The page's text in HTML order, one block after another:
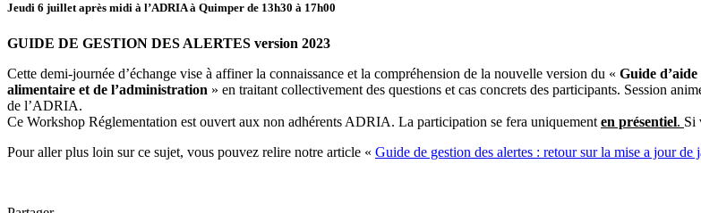
Jeudi 6 juillet après midi à l’ADRIA à Quimper de 13h30 à 17h00
GUIDE DE GESTION DES ALERTES version 2023
Cette demi-journée d’échange vise à affiner la connaissance et la compréhension de la nouvelle version du « Guide
alimentaire et de l’administration » en traitant collectivement des questions et cas concrets des participants. Session
de l’ADRIA.
Ce Workshop Réglementation est ouvert aux non adhérents ADRIA. La participation se fera uniquement en présentiel. Si
Pour aller plus loin sur ce sujet, vous pouvez relire notre article « Guide de gestion des alertes : retour sur la mise a jour de